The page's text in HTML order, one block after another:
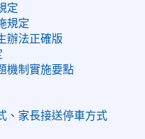
定
規定
辦法正確版
機制實施要點
、家長接送停車方式